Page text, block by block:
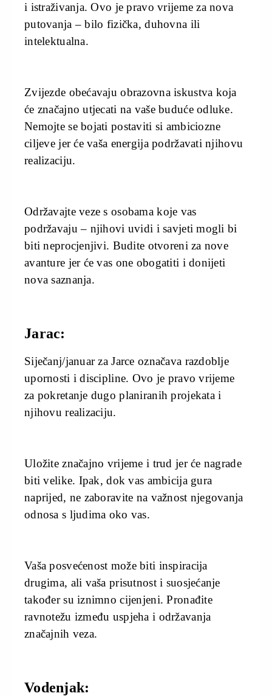
i istraživanja. Ovo je pravo vrijeme za nova
putovanja – bilo fizička, duhovna ili
intelektualna.
Zvijezde obećavaju obrazovna iskustva koja
će značajno utjecati na vaše buduće odluke.
Nemojte se bojati postaviti si ambiciozne
ciljeve jer će vaša energija podržavati njihovu
realizaciju.
Održavajte veze s osobama koje vas
podržavaju – njihovi uvidi i savjeti mogli bi
biti neprocjenjivi. Budite otvoreni za nove
avanture jer će vas one obogatiti i donijeti
nova saznanja.
Jarac:
Siječanj/januar za Jarce označava razdoblje
upornosti i discipline. Ovo je pravo vrijeme
za pokretanje dugo planiranih projekata i
njihovu realizaciju.
Uložite značajno vrijeme i trud jer će nagrade
biti velike. Ipak, dok vas ambicija gura
naprijed, ne zaboravite na važnost njegovanja
odnosa s ljudima oko vas.
Vaša posvećenost može biti inspiracija
drugima, ali vaša prisutnost i suosjećanje
također su iznimno cijenjeni. Pronađite
ravnotežu između uspjeha i održavanja
značajnih veza.
Vodenjak: